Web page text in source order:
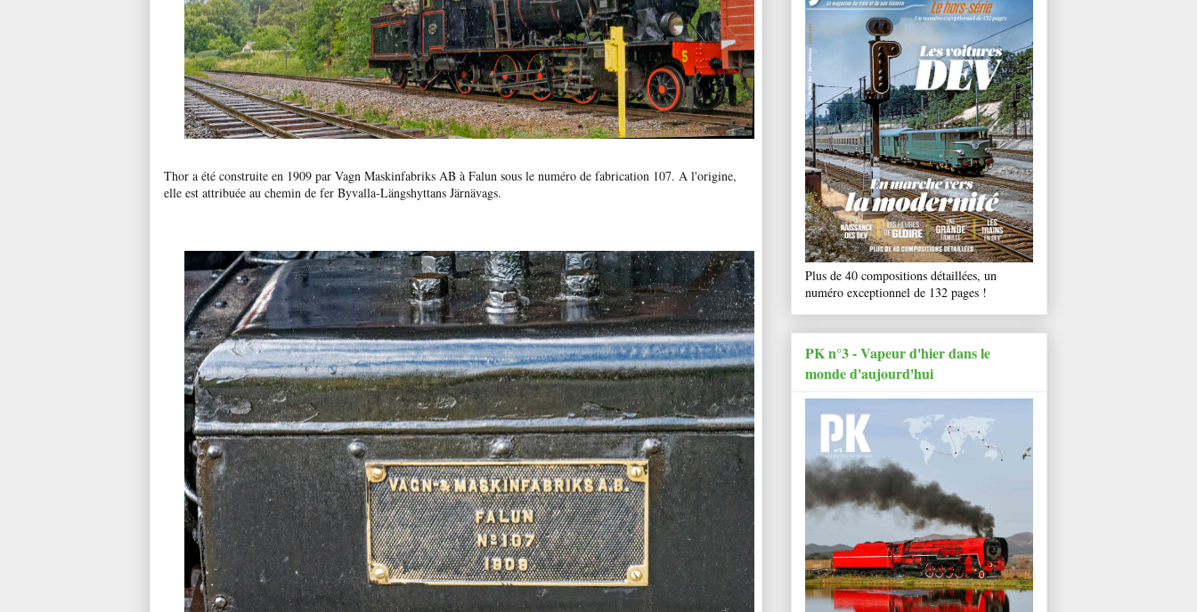
Thor a été construite en 1909 par Vagn Maskinfabriks AB à Falun sous le numéro de fabrication 107. A l'origine,
elle est attribuée au chemin de fer Byvalla-Längshyttans Järnävags.
Plus de 40 compositions détaillées, un
numéro exceptionnel de 132 pages !
PK n°3 - Vapeur d'hier dans le
monde d'aujourd'hui